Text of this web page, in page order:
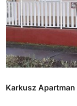
Karkusz